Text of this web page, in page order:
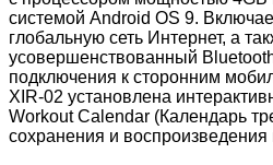
системой Android OS 9.
глобальную сеть Интернет, а
усовершенствованный
подключения к сторонним
XIR-02 установлена
Workout Calendar (Календарь
сохранения и